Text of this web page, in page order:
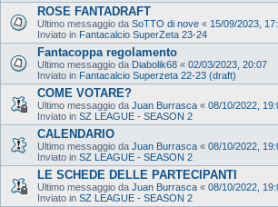
ROSE FANTADRAFT
Ultimo messaggio da SoTTO di nove « 15/09/2023,
Inviato in Fantacalcio SuperZeta 23-24
Fantacoppa regolamento
Ultimo messaggio da Diabolik68 « 02/03/2023, 20:07
Inviato in Fantacalcio Superzeta 22-23 (draft)
COME VOTARE?
Ultimo messaggio da Juan Burrasca « 08/10/2022,
Inviato in SZ LEAGUE - SEASON 2
CALENDARIO
Ultimo messaggio da Juan Burrasca « 08/10/2022,
Inviato in SZ LEAGUE - SEASON 2
LE SCHEDE DELLE PARTECIPANTI
Ultimo messaggio da Juan Burrasca « 08/10/2022,
Inviato in SZ LEAGUE - SEASON 2